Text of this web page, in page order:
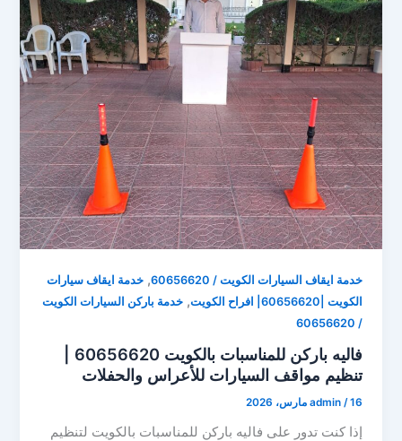
خدمة ايقاف السيارات الكويت / 60656620 ,خدمة ايقاف سيارات
الكويت |60656620| افراح الكويت
,خدمة باركن السيارات الكويت
/ 60656620
تنظيم مواقف السيارات للأعراس والحفلات
admin /16 مارس، 2026
إذا كنت تدور على فاليه باركن للمناسبات بالكويت لتنظيم